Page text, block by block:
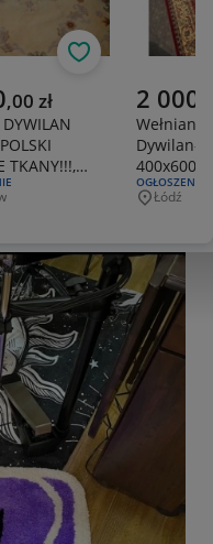
cena
,00 zł
TKANY!!!,
R.2X3M
Obserwuj
Aktualna
2 000
Wełniany
Dywilan-
400x600
RODZAJ
OGŁOSZENIE
Łódź